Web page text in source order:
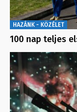
HAZÁNK - KÖZÉLET
100 nap teljes